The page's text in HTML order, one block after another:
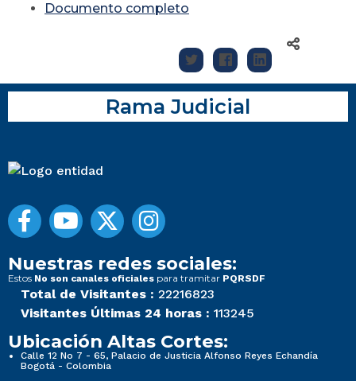
Documento completo
Rama Judicial
Nuestras redes sociales:
Estos No son canales oficiales para tramitar PQRSDF
Total de Visitantes : 22216823
Visitantes Últimas 24 horas : 113245
Ubicación Altas Cortes:
Calle 12 No 7 - 65, Palacio de Justicia Alfonso Reyes Echandía
Bogotá - Colombia